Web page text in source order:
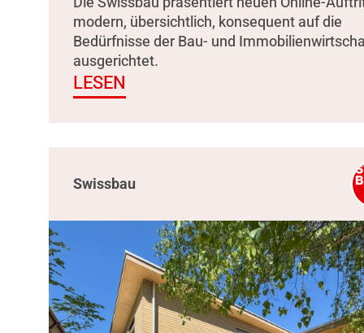
modern, übersichtlich, konsequent auf die
Bedürfnisse der Bau- und
ausgerichtet.
LESEN
Swissbau